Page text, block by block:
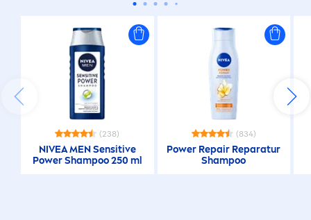
(238)
NIVEAMENSensitive
Power Shampoo 250 ml
(834)
Power Repair Reparatur
Shampoo